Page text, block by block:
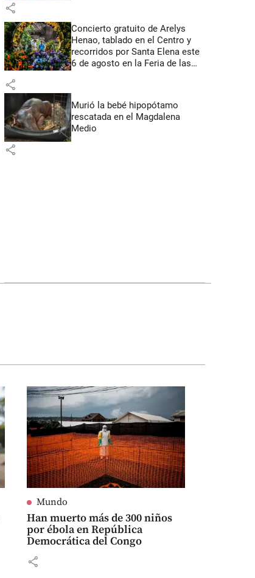
share
Concierto gratuito de Arelys
Henao, tablado en el Centro y
recorridos por Santa Elena este
6 de agosto en la Feria de las
share
Murió la bebé hipopótamo
rescatada en el Magdalena
Medio
share
Mundo
Han muerto más de 300 niños
por ébola en República
Democrática del Congo
share